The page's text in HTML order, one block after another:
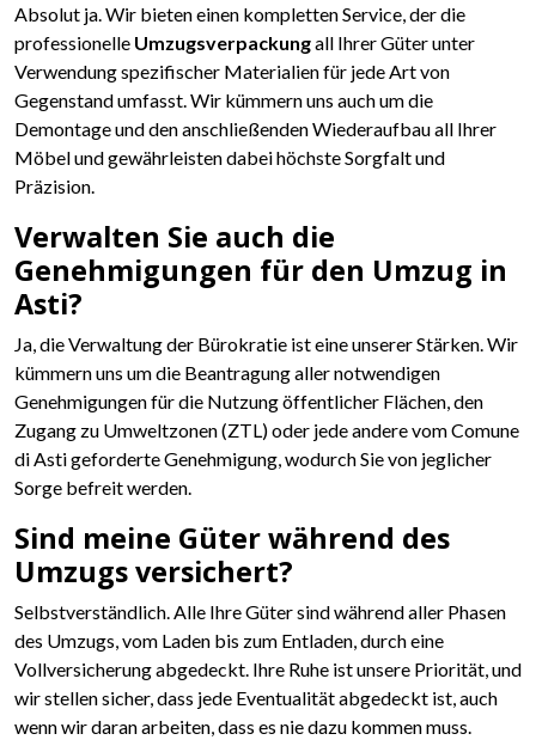
Absolut ja. Wir bieten einen kompletten Service, der die
professionelle Umzugsverpackungall Ihrer Güter unter
Verwendung spezifischer Materialien für jede Art von
Gegenstand umfasst. Wir kümmern uns auch um die
Demontage und den anschließenden Wiederaufbau all Ihrer
Möbel und gewährleisten dabei höchste Sorgfalt und
Präzision.
Verwalten Sie auch die
Genehmigungen für den Umzug in
Asti?
Ja, die Verwaltung der Bürokratie ist eine unserer Stärken. Wir
kümmern uns um die Beantragung aller notwendigen
Genehmigungen für die Nutzung öffentlicher Flächen, den
Zugang zu Umweltzonen (ZTL) oder jede andere vom Comune
di Asti geforderte Genehmigung, wodurch Sie von jeglicher
Sorge befreit werden.
Sind meine Güter während des
Umzugs versichert?
Selbstverständlich. Alle Ihre Güter sind während aller Phasen
des Umzugs, vom Laden bis zum Entladen, durch eine
Vollversicherung abgedeckt. Ihre Ruhe ist unsere Priorität, und
wir stellen sicher, dass jede Eventualität abgedeckt ist, auch
wenn wir daran arbeiten, dass es nie dazu kommen muss.